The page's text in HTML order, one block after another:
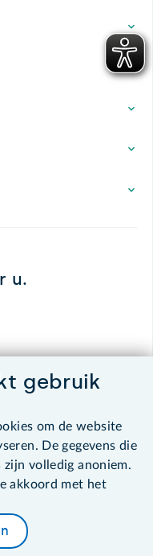
u.
gebruik
om de website
De gegevens die
zijn volledig anoniem.
akkoord met het